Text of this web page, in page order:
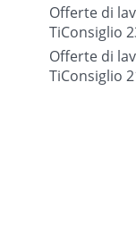
Offerte di
TiConsiglio
Offerte di
TiConsiglio